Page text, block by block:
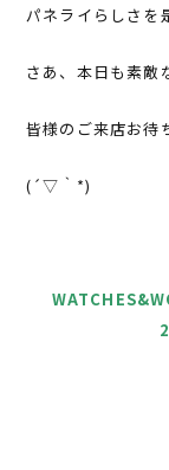
パネライらしさを
さあ、本日も素敵
皆様のご来店お待
(´▽｀*)